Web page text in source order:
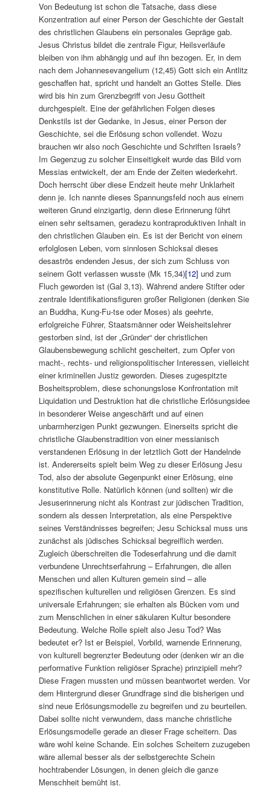
Von Bedeutung ist schon die Tatsache, dass diese
Konzentration auf einer Person der Geschichte der Gestalt
des christlichen Glaubens ein personales Gepräge gab.
Jesus Christus bildet die zentrale Figur, Heilsverläufe
bleiben von ihm abhängig und auf ihn bezogen. Er, in dem
nach dem Johannesevangelium (12,45) Gott sich ein Antlitz
geschaffen hat, spricht und handelt an Gottes Stelle. Dies
wird bis hin zum Grenzbegriff von Jesu Gottheit
durchgespielt. Eine der gefährlichen Folgen dieses
Denkstils ist der Gedanke, in Jesus, einer Person der
Geschichte, sei die Erlösung schon vollendet. Wozu
brauchen wir also noch Geschichte und Schriften Israels?
Im Gegenzug zu solcher Einseitigkeit wurde das Bild vom
Messias entwickelt, der am Ende der Zeiten wiederkehrt.
Doch herrscht über diese Endzeit heute mehr Unklarheit
denn je. Ich nannte dieses Spannungsfeld noch aus einem
weiteren Grund einzigartig, denn diese Erinnerung führt
einen sehr seltsamen, geradezu kontraproduktiven Inhalt in
den christlichen Glauben ein. Es ist der Bericht von einem
erfolglosen Leben, vom sinnlosen Schicksal dieses
desaströs endenden Jesus, der sich zum Schluss von
seinem Gott verlassen wusste (Mk 15,34)[12] und zum
Fluch geworden ist (Gal 3,13). Während andere Stifter oder
zentrale Identifikationsfiguren großer Religionen (denken Sie
an Buddha, Kung-Fu-tse oder Moses) als geehrte,
erfolgreiche Führer, Staatsmänner oder Weisheitslehrer
gestorben sind, ist der „Gründer“ der christlichen
Glaubensbewegung schlicht gescheitert, zum Opfer von
macht-, rechts- und religionspolitischer Interessen, vielleicht
einer kriminellen Justiz geworden. Dieses zugespitzte
Bosheitsproblem, diese schonungslose Konfrontation mit
Liquidation und Destruktion hat die christliche Erlösungsidee
in besonderer Weise angeschärft und auf einen
unbarmherzigen Punkt gezwungen. Einerseits spricht die
christliche Glaubenstradition von einer messianisch
verstandenen Erlösung in der letztlich Gott der Handelnde
ist. Andererseits spielt beim Weg zu dieser Erlösung Jesu
Tod, also der absolute Gegenpunkt einer Erlösung, eine
konstitutive Rolle. Natürlich können (und sollten) wir die
Jesuserinnerung nicht als Kontrast zur jüdischen Tradition,
sondern als dessen Interpretation, als eine Perspektive
seines Verständnisses begreifen; Jesu Schicksal muss uns
zunächst als jüdisches Schicksal begreiflich werden.
Zugleich überschreiten die Todeserfahrung und die damit
verbundene Unrechtserfahrung – Erfahrungen, die allen
Menschen und allen Kulturen gemein sind – alle
spezifischen kulturellen und religiösen Grenzen. Es sind
universale Erfahrungen; sie erhalten als Bücken vom und
zum Menschlichen in einer säkularen Kultur besondere
Bedeutung. Welche Rolle spielt also Jesu Tod? Was
bedeutet er? Ist er Beispiel, Vorbild, warnende Erinnerung,
von kulturell begrenzter Bedeutung oder (denken wir an die
performative Funktion religiöser Sprache) prinzipiell mehr?
Diese Fragen mussten und müssen beantwortet werden. Vor
dem Hintergrund dieser Grundfrage sind die bisherigen und
sind neue Erlösungsmodelle zu begreifen und zu beurteilen.
Dabei sollte nicht verwundern, dass manche christliche
Erlösungsmodelle gerade an dieser Frage scheitern. Das
wäre wohl keine Schande. Ein solches Scheitern zuzugeben
wäre allemal besser als der selbstgerechte Schein
hochtrabender Lösungen, in denen gleich die ganze
Menschheit bemüht ist.